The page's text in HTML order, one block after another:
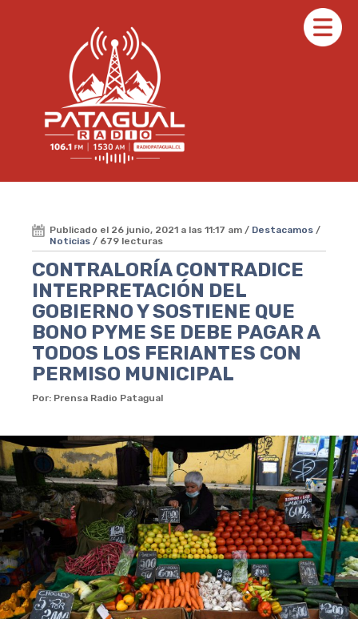
Publicado el 26 junio, 2021 a las 11:17 am / Destacamos /
Noticias / 679 lecturas
CONTRALORÍA CONTRADICE
INTERPRETACIÓN DEL
GOBIERNO Y SOSTIENE QUE
BONO PYME SE DEBE PAGAR A
TODOS LOS FERIANTES CON
PERMISO MUNICIPAL
Por: Prensa Radio Patagual